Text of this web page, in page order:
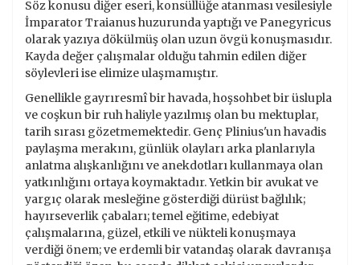
Söz konusu diğer eseri, konsüllüğe atanması vesilesiyle
İmparator Traianus huzurunda yaptığı ve Panegyricus
olarak yazıya dökülmüş olan uzun övgü konuşmasıdır.
Kayda değer çalışmalar olduğu tahmin edilen diğer
söylevleri ise elimize ulaşmamıştır.
Genellikle gayrıresmî bir havada, hoşsohbet bir üslupla
ve coşkun bir ruh haliyle yazılmış olan bu mektuplar,
tarih sırası gözetmemektedir. Genç Plinius'un havadis
paylaşma merakını, günlük olayları arka planlarıyla
anlatma alışkanlığını ve anekdotları kullanmaya olan
yatkınlığını ortaya koymaktadır. Yetkin bir avukat ve
yargıç olarak mesleğine gösterdiği dürüst bağlılık;
hayırseverlik çabaları; temel eğitime, edebiyat
çalışmalarına, güzel, etkili ve nükteli konuşmaya
verdiği önem; ve erdemli bir vatandaş olarak davranışa